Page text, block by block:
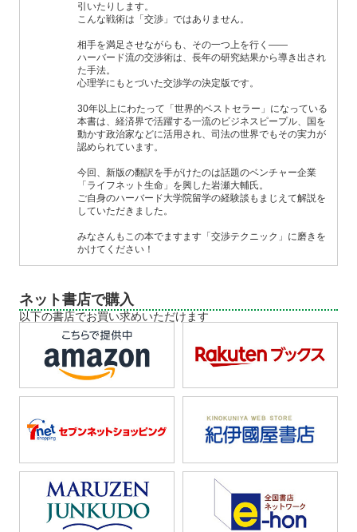
引いたりします。
こんな戦術は「交渉」ではありません。
相手を満足させながらも、その一つ上を行く——
ハーバード流の交渉術は、長年の研究結果から導き出され
た手法。
心理学にもとづいた交渉学の決定版です。
30年以上にわたって「世界的ベストセラー」になっている
本書は、経済界で活躍する一流のビジネスピープル、国を
動かす政治家などに活用され、司法の世界でもその実力が
認められています。
今回、新版の翻訳を手がけたのは話題のベンチャー企業
「ライフネット生命」を興した岩瀬大輔氏。
ご自身のハーバード大学院留学の経験談もまじえて解説を
していただきました。
みなさんもこの本でますます「交渉テクニック」に磨きを
かけてください！
ネット書店で購入
以下の書店でお買い求めいただけます